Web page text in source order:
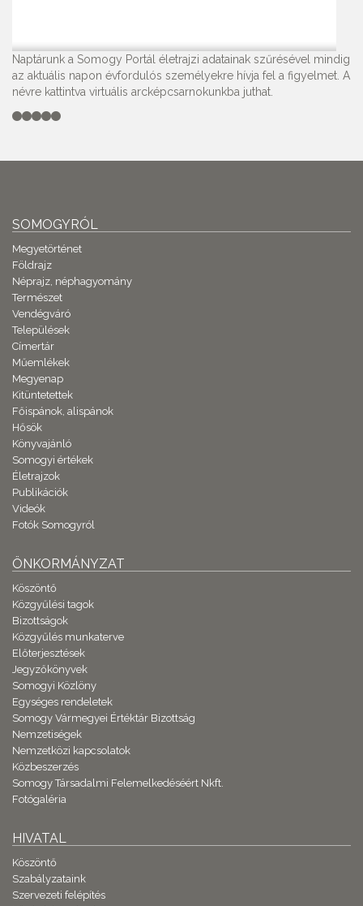
Naptárunk a Somogy Portál életrajzi adatainak szűrésével mindig
az aktuális napon évfordulós személyekre hívja fel a figyelmet. A
névre kattintva virtuális arcképcsarnokunkba juthat.
SOMOGYRÓL
Megyetörténet
Földrajz
Néprajz, néphagyomány
Természet
Vendégváró
Települések
Címertár
Műemlékek
Megyenap
Kitüntetettek
Főispánok, alispánok
Hősök
Könyvajánló
Somogyi értékek
Életrajzok
Publikációk
Videók
Fotók Somogyról
ÖNKORMÁNYZAT
Köszöntő
Közgyűlési tagok
Bizottságok
Közgyűlés munkaterve
Előterjesztések
Jegyzőkönyvek
Somogyi Közlöny
Egységes rendeletek
Somogy Vármegyei Értéktár Bizottság
Nemzetiségek
Nemzetközi kapcsolatok
Közbeszerzés
Somogy Társadalmi Felemelkedéséért Nkft.
Fotógaléria
HIVATAL
Köszöntő
Szabályzataink
Szervezeti felépítés